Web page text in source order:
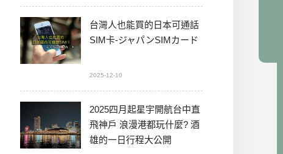
台灣人也能買的日本可通話
SIM卡-ジャパンSIMカード
2025-12-10
2025四月起星宇開航台中直
飛神戶 浪漫港都玩什麼? 酒
雄的一日行程大公開